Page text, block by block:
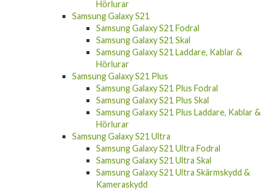
Hörlurar
Samsung Galaxy S21
Samsung Galaxy S21 Fodral
Samsung Galaxy S21 Skal
Samsung Galaxy S21 Laddare, Kablar &
Hörlurar
Samsung Galaxy S21 Plus
Samsung Galaxy S21 Plus Fodral
Samsung Galaxy S21 Plus Skal
Samsung Galaxy S21 Plus Laddare, Kablar &
Hörlurar
Samsung Galaxy S21 Ultra
Samsung Galaxy S21 Ultra Fodral
Samsung Galaxy S21 Ultra Skal
Samsung Galaxy S21 Ultra Skärmskydd &
Kameraskydd